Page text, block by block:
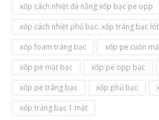
xốp cách nhiệt đà nẵng xốp bạc pe opp
xốp cách nhiệt phủ bạc. xốp tráng bạc
xốp foam tráng bạc
xốp pe cuộn
xốp pe mặt bạc
xốp pe opp bạc
xốp pe tráng bạc
xốp phủ bạc
xốp tráng bạc 1 mặt